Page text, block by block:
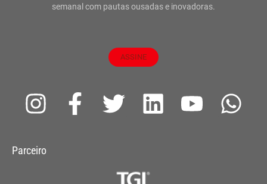
semanal com pautas ousadas e inovadoras.
ASSINE
I
s
F
a
T
t
L
Y
W
Parceiro